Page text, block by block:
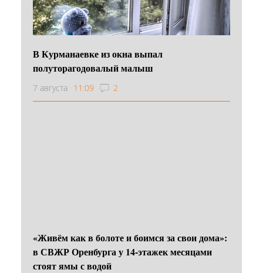
В Курманаевке из окна выпал
полуторагодовалый малыш
7 августа 11:09 2
«Живём как в болоте и боимся за свои дома»:
в СВЖР Оренбурга у 14-этажек месяцами
стоят ямы с водой